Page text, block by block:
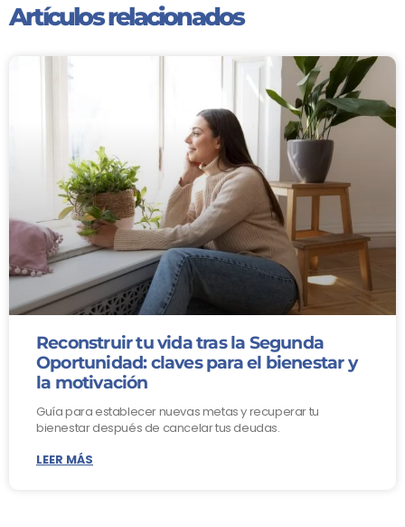
Artículos relacionados
Reconstruir tu vida tras la Segunda
Oportunidad: claves para el bienestar y
la motivación
Guía para establecer nuevas metas y recuperar tu
bienestar después de cancelar tus deudas.
LEER MÁS